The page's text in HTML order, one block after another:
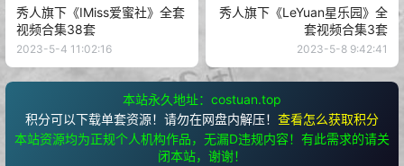
秀人旗下《IMiss爱蜜社》全套
视频合集38套
2023-5-4 11:02:16
秀人旗下《LeYuan星乐园》全
套视频合集3套
2023-5-8 9:42:41
本站永久地址：costuan.top
积分可以下载单套资源！请勿在网盘内解压！ 查看怎么获取积分
本站资源均为正规个人机构作品，无漏D违规内容！有此需求的请关
闭本站，谢谢！